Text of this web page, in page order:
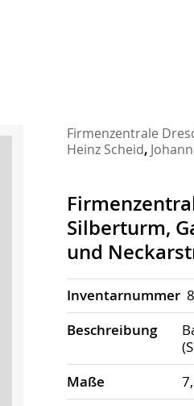
Firmenzentrale
Heinz Scheid,
Silberturm,
und
Inventarnummer
Beschrei­bung
Maße